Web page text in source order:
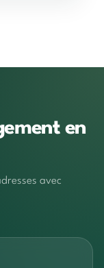
en
avec